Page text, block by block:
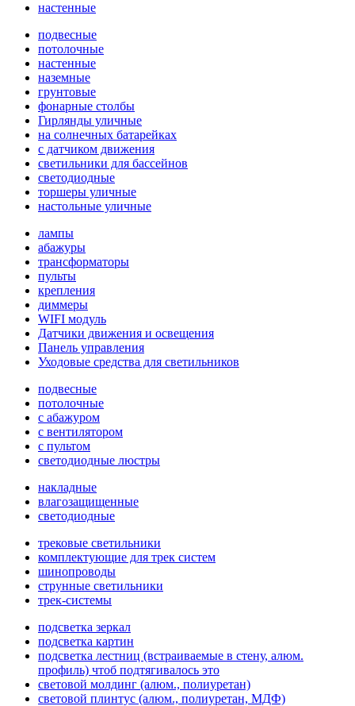
настенные
подвесные
потолочные
настенные
наземные
грунтовые
фонарные столбы
Гирлянды уличные
на солнечных батарейках
с датчиком движения
светильники для бассейнов
светодиодные
торшеры уличные
настольные уличные
лампы
абажуры
трансформаторы
пульты
крепления
диммеры
WIFI модуль
Датчики движения и освещения
Панель управления
Уходовые средства для светильников
подвесные
потолочные
с абажуром
с вентилятором
с пультом
светодиодные люстры
накладные
влагозащищенные
светодиодные
трековые светильники
комплектующие для трек систем
шинопроводы
струнные светильники
трек-системы
подсветка зеркал
подсветка картин
подсветка лестниц (встраиваемые в стену, алюм.
профиль) чтоб подтягивалось это
световой молдинг (алюм., полиуретан)
световой плинтус (алюм., полиуретан, МДФ)